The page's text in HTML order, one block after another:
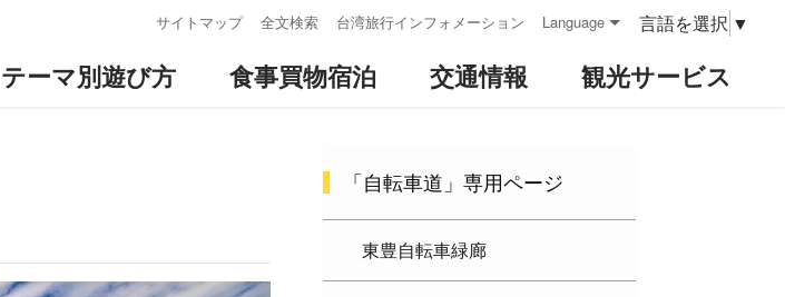
サイトマップ 全文検索 台湾旅行インフォメーション Language 言語を選択 ▼
テーマ別遊び方 食事買物宿泊 交通情報 観光サービス
「自転車道」専用ページ
東豊自転車緑廊